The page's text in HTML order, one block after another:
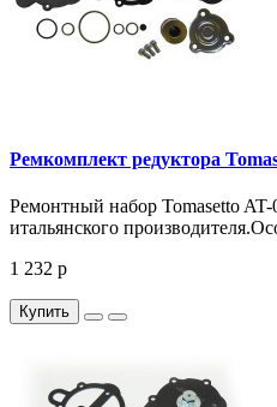
Ремкомплект редуктора
Ремонтный набор Tomasetto
итальянского
1 232 р
Купить